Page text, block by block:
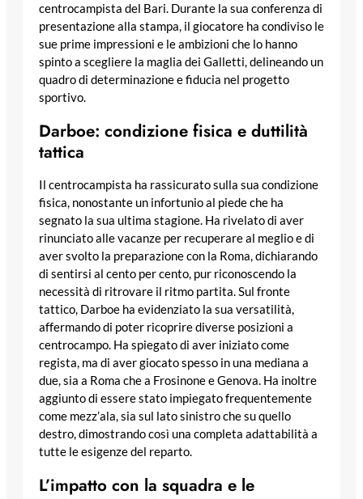
centrocampista del Bari. Durante la sua conferenza di
presentazione alla stampa, il giocatore ha condiviso le
sue prime impressioni e le ambizioni che lo hanno
spinto a scegliere la maglia dei Galletti, delineando un
quadro di determinazione e fiducia nel progetto
sportivo.
Darboe: condizione fisica e duttilità
tattica
Il centrocampista ha rassicurato sulla sua condizione
fisica, nonostante un infortunio al piede che ha
segnato la sua ultima stagione. Ha rivelato di aver
rinunciato alle vacanze per recuperare al meglio e di
aver svolto la preparazione con la Roma, dichiarando
di sentirsi al cento per cento, pur riconoscendo la
necessità di ritrovare il ritmo partita. Sul fronte
tattico, Darboe ha evidenziato la sua versatilità,
affermando di poter ricoprire diverse posizioni a
centrocampo. Ha spiegato di aver iniziato come
regista, ma di aver giocato spesso in una mediana a
due, sia a Roma che a Frosinone e Genova. Ha inoltre
aggiunto di essere stato impiegato frequentemente
come mezz’ala, sia sul lato sinistro che su quello
destro, dimostrando così una completa adattabilità a
tutte le esigenze del reparto.
L’impatto con la squadra e le